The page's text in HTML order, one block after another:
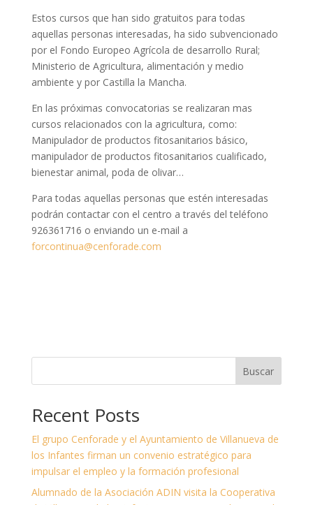
Estos cursos que han sido gratuitos para todas
aquellas personas interesadas, ha sido subvencionado
por el Fondo Europeo Agrícola de desarrollo Rural;
Ministerio de Agricultura, alimentación y medio
ambiente y por Castilla la Mancha.
En las próximas convocatorias se realizaran mas
cursos relacionados con la agricultura, como:
Manipulador de productos fitosanitarios básico,
manipulador de productos fitosanitarios cualificado,
bienestar animal, poda de olivar…
Para todas aquellas personas que estén interesadas
podrán contactar con el centro a través del teléfono
926361716 o enviando un e-mail a
forcontinua@cenforade.com
Buscar
Recent Posts
El grupo Cenforade y el Ayuntamiento de Villanueva de
los Infantes firman un convenio estratégico para
impulsar el empleo y la formación profesional
Alumnado de la Asociación ADIN visita la Cooperativa